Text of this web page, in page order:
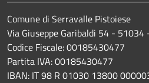
Comune di Serravalle Pistoiese
Via Giuseppe Garibaldi 54 -
Codice Fiscale: 00185430477
Partita IVA: 00185430477
IBAN: IT 98 R 01030 13800